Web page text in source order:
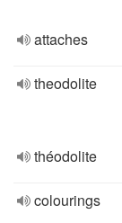
attaches
theodolite
théodolite
colourings